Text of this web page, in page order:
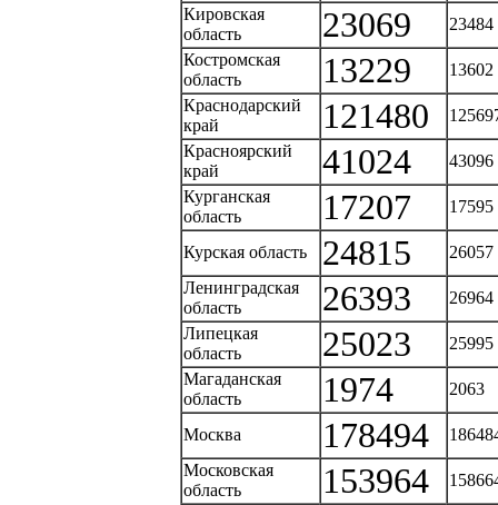
Кировская
область
23069
23484
Костромская
область
13229
13602
Краснодарский
край
121480
Красноярский
край
41024
43096
Курганская
область
17207 17595
Курская область 24815
26057
Ленинградская
область
26393
26964
Липецкая
область
25023
25995
Магаданская
область
1974 2063
Москва 178494
Московская
область
153964